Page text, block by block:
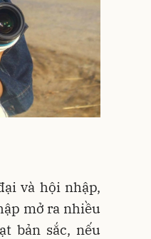
và hội nhập,
mở ra nhiều
bản sắc, nếu